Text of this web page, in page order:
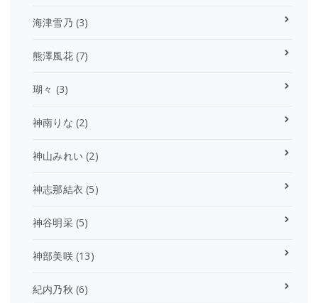
海津雪乃 (3)
熊澤風花(7)
瑚々 (3)
神南りな (2)
神山みれい (2)
神志那結衣 (5)
神谷明采(5)
神部美咲(13)
紀内乃秋 (6)